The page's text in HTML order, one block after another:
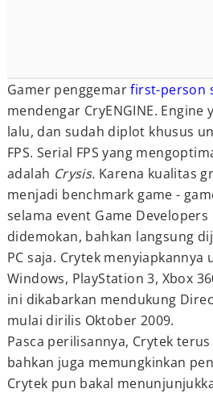
Gamer penggemarfirst-person
mendengar CryENGINE. Engine
lalu, dan sudah diplot khusus
FPS. Serial FPS yang
adalah Crysis. Karena kualitas
menjadi benchmark game -
selama event Game Developers
didemokan, bahkan langsung
PC saja. Crytek
Windows, PlayStation 3, Xbox
ini dikabarkan mendukung
mulai dirilis Oktober 2009.
Pasca perilisannya, Crytek
bahkan juga memungkinkan
Crytek pun bakal